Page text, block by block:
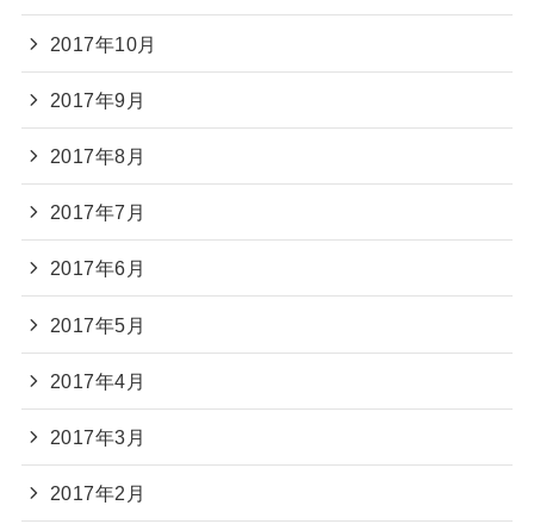
2017年10月
2017年9月
2017年8月
2017年7月
2017年6月
2017年5月
2017年4月
2017年3月
2017年2月